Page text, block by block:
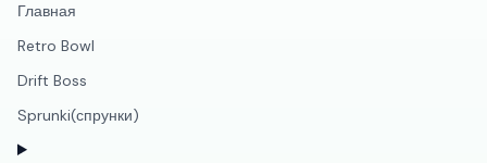
Главная
Retro Bowl
Drift Boss
Sprunki(спрунки)